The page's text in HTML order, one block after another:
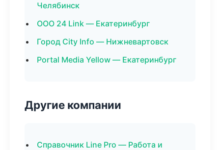
Челябинск
ООО 24 Link — Екатеринбург
Город City Info — Нижневартовск
Portal Media Yellow — Екатеринбург
Другие компании
Справочник Line Pro — Работа и